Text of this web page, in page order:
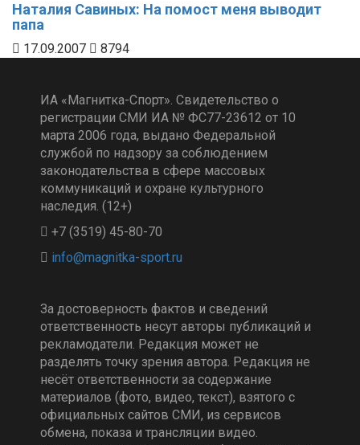
Наталия Савиных: На помост меня выводит
папа
17.09.2007 8794
ИА «Магнитка-Спорт». Свидетельство о
регистрации СМИ ИА № ФС77-23612 от 10
марта 2006 года, выдано Федеральной
службой по надзору за соблюдением
законодательства в сфере массовых
коммуникаций и охране культурного
наследия. (12+)
+7 (3519) 45-80-70
За достоверность фактов и сведений
ответственность несут авторы публикаций и
рекламодатели. Редакция может не
разделять точку зрения автора. Редакция не
несёт ответственности за содержание
материалов (фото, видео, текст), взятого с
официальных сайтов СМИ, из сервисов
обмена, показа и трансляции видео.